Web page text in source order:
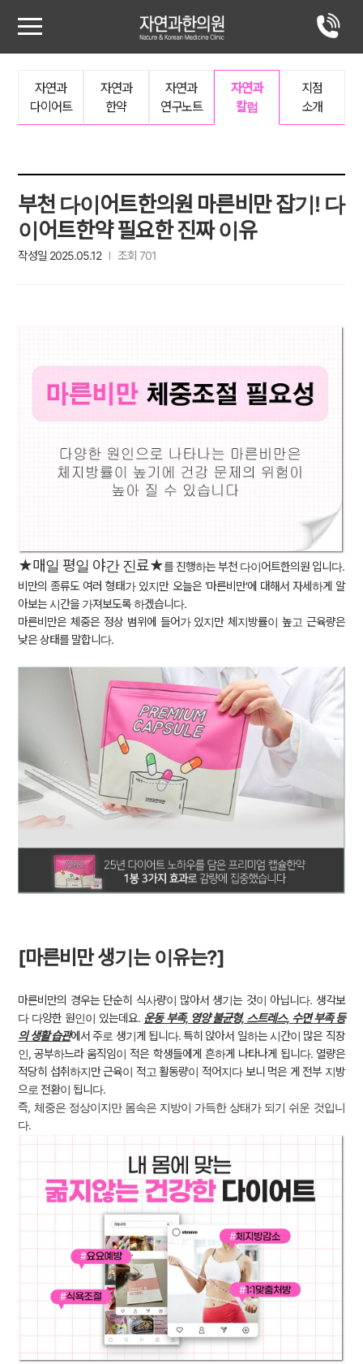
자연과
다이어트
자연과
한약
자연과
연구노트
자연과
칼럼
지점
소개
부천 다이어트한의원 마른비만 잡기! 다
이어트한약 필요한 진짜 이유
작성일 2025.05.12 조회 701
★매일 평일 야간 진료★를 진행하는 부천 다이어트한의원 입니다.
비만의 종류도 여러 형태가 있지만 오늘은 '마른비만'에 대해서 자세하게 알
아보는 시간을 가져보도록 하겠습니다.
마른비만은 체중은 정상 범위에 들어가 있지만 체지방률이 높고 근육량은
낮은 상태를 말합니다.
[마른비만 생기는 이유는?]
마른비만의 경우는 단순히 식사량이 많아서 생기는 것이 아닙니다. 생각보
다 다양한 원인이 있는데요. 운동 부족, 영양 불균형, 스트레스, 수면 부족 등
의 생활 습관에서 주로 생기게 됩니다. 특히 앉아서 일하는 시간이 많은 직장
인, 공부하느라 움직임이 적은 학생들에게 흔하게 나타나게 됩니다. 열량은
적당히 섭취하지만 근육이 적고 활동량이 적어지다 보니 먹은 게 전부 지방
으로 전환이 됩니다.
즉, 체중은 정상이지만 몸속은 지방이 가득한 상태가 되기 쉬운 것입니
다.